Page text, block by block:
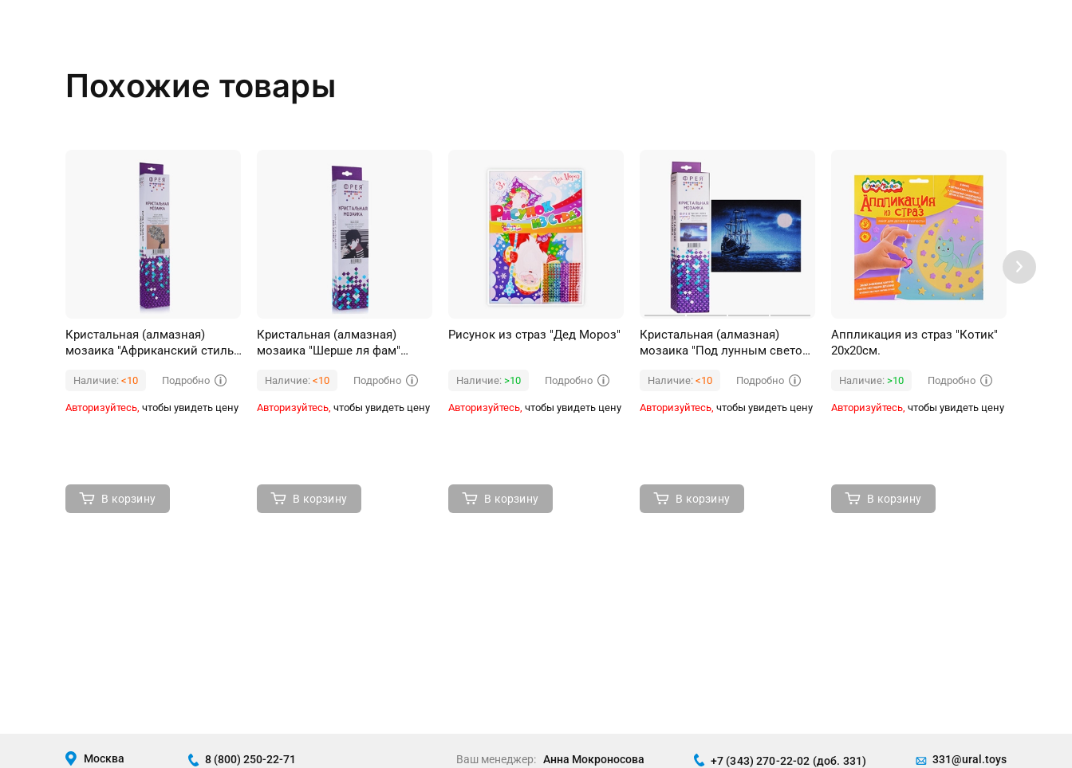
Похожие товары
Кристальная (алмазная)
мозаика "Африканский стиль"
Наличие: <10 Подробно
Авторизуйтесь, чтобы увидеть цену
В корзину
Кристальная (алмазная)
мозаика "Шерше ля фам"
Наличие: <10 Подробно
Авторизуйтесь, чтобы увидеть цену
В корзину
Рисунок из страз "Дед Мороз"
Наличие: >10 Подробно
Авторизуйтесь, чтобы увидеть цену
В корзину
Кристальная (алмазная)
мозаика "Под лунным светом"
Наличие: <10 Подробно
Авторизуйтесь, чтобы увидеть цену
В корзину
Аппликация из страз "Котик"
20х20см.
Наличие: >10 Подробно
Авторизуйтесь, чтобы увидеть цену
В корзину
Москва 8 (800) 250-22-71 Ваш менеджер: Анна Мокроносова +7 (343) 270-22-02 (доб. 331) 331@ural.toys